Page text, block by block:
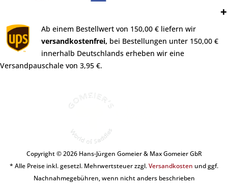
Ab einem Bestellwert von 150,00 € liefern wir
versandkostenfrei, bei Bestellungen unter 150,00 €
innerhalb Deutschlands erheben wir eine
Versandpauschale von 3,95 €.
Copyright © 2026 Hans-Jürgen Gomeier & Max Gomeier GbR
* Alle Preise inkl. gesetzl. Mehrwertsteuer zzgl.Versandkosten und ggf.
Nachnahmegebühren, wenn nicht anders beschrieben